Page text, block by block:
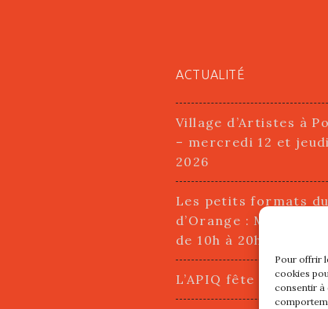
Pour offrir
cookies
consentir à
ACTUALITÉ
Village d’Artistes à
– mercredi 12 et
2026
Les petits formats
d’Orange : Mercredi
de 10h à 20h
L’APIQ fête ses 10